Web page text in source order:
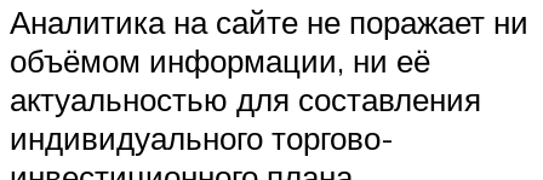
Аналитика на сайте не поражает ни
объёмом информации, ни её
актуальностью для составления
индивидуального торгово-